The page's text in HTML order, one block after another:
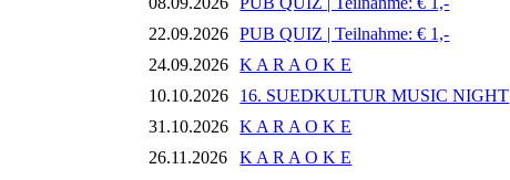
22.09.2026
PUB QUIZ | Teilnahme: € 1,-
24.09.2026
K A R A O K E
10.10.2026
16. SUEDKULTUR MUSIC NIGHT
31.10.2026
K A R A O K E
26.11.2026
K A R A O K E